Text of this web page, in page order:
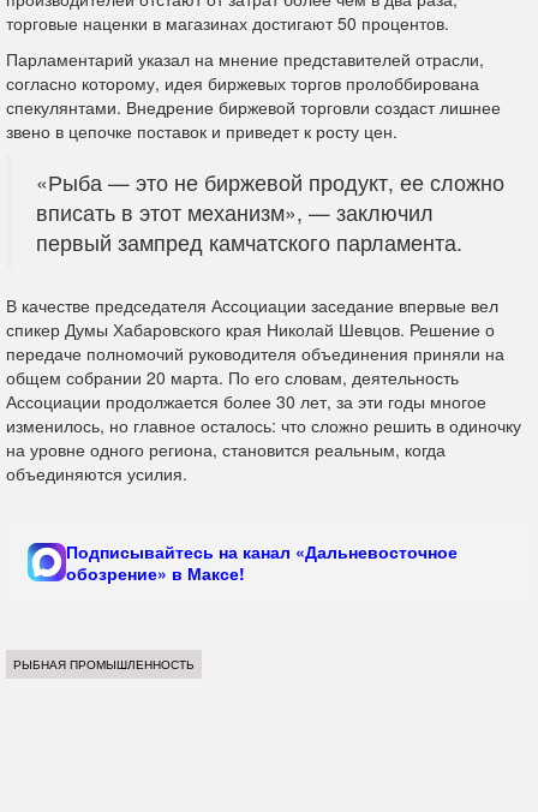
торговые наценки в магазинах достигают 50 процентов.
Парламентарий указал на мнение представителей отрасли,
согласно которому, идея биржевых торгов пролоббирована
спекулянтами. Внедрение биржевой торговли создаст лишнее
звено в цепочке поставок и приведет к росту цен.
«Рыба — это не биржевой продукт, ее сложно
вписать в этот механизм», — заключил
первый зампред камчатского парламента.
В качестве председателя Ассоциации заседание впервые вел
спикер Думы Хабаровского края Николай Шевцов. Решение о
передаче полномочий руководителя объединения приняли на
общем собрании 20 марта. По его словам, деятельность
Ассоциации продолжается более 30 лет, за эти годы многое
изменилось, но главное осталось: что сложно решить в одиночку
на уровне одного региона, становится реальным, когда
объединяются усилия.
Подписывайтесь на канал «Дальневосточное
обозрение» в Максе!
РЫБНАЯ ПРОМЫШЛЕННОСТЬ